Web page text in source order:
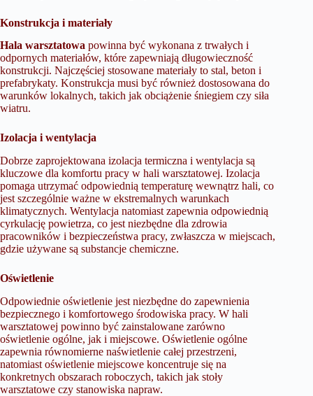
Konstrukcja i materiały
Hala warsztatowa powinna być wykonana z trwałych i
odpornych materiałów, które zapewniają długowieczność
konstrukcji. Najczęściej stosowane materiały to stal, beton i
prefabrykaty. Konstrukcja musi być również dostosowana do
warunków lokalnych, takich jak obciążenie śniegiem czy siła
wiatru.
Izolacja i wentylacja
Dobrze zaprojektowana izolacja termiczna i wentylacja są
kluczowe dla komfortu pracy w hali warsztatowej. Izolacja
pomaga utrzymać odpowiednią temperaturę wewnątrz hali, co
jest szczególnie ważne w ekstremalnych warunkach
klimatycznych. Wentylacja natomiast zapewnia odpowiednią
cyrkulację powietrza, co jest niezbędne dla zdrowia
pracowników i bezpieczeństwa pracy, zwłaszcza w miejscach,
gdzie używane są substancje chemiczne.
Oświetlenie
Odpowiednie oświetlenie jest niezbędne do zapewnienia
bezpiecznego i komfortowego środowiska pracy. W hali
warsztatowej powinno być zainstalowane zarówno
oświetlenie ogólne, jak i miejscowe. Oświetlenie ogólne
zapewnia równomierne naświetlenie całej przestrzeni,
natomiast oświetlenie miejscowe koncentruje się na
konkretnych obszarach roboczych, takich jak stoły
warsztatowe czy stanowiska napraw.